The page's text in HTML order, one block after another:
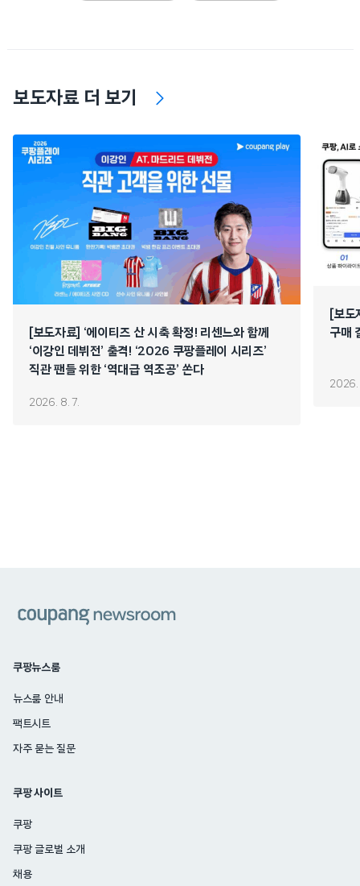
보도자료 더 보기
[보도자료] ‘에이티즈 산 시축 확정! 리센느와 함께
‘이강인 데뷔전’ 출격! ‘2026 쿠팡플레이 시리즈’
직관 팬들 위한 ‘역대급 역조공’ 쏜다
2026. 8. 7.
[보
구매
2026.
쿠팡뉴스룸
뉴스룸 안내
팩트시트
자주 묻는 질문
쿠팡 사이트
쿠팡
쿠팡 글로벌 소개
채용